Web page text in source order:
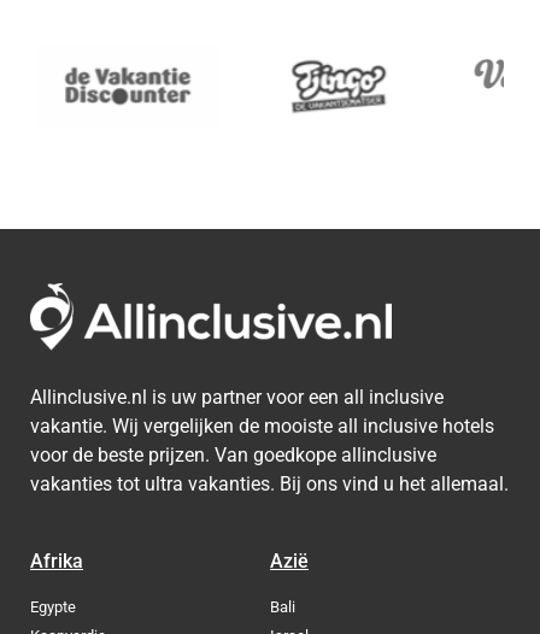
Allinclusive.nl is uw partner voor een all inclusive
vakantie. Wij vergelijken de mooiste all inclusive hotels
voor de beste prijzen. Van goedkope allinclusive
vakanties tot ultra vakanties. Bij ons vind u het allemaal.
Afrika
Egypte
Azië
Bali